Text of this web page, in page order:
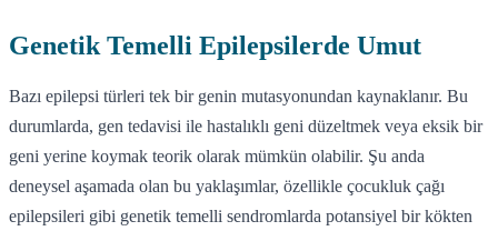
Genetik Temelli Epilepsilerde Umut
Bazı epilepsi türleri tek bir genin mutasyonundan kaynaklanır. Bu
durumlarda, gen tedavisi ile hastalıklı geni düzeltmek veya eksik bir
geni yerine koymak teorik olarak mümkün olabilir. Şu anda
deneysel aşamada olan bu yaklaşımlar, özellikle çocukluk çağı
epilepsileri gibi genetik temelli sendromlarda potansiyel bir kökten